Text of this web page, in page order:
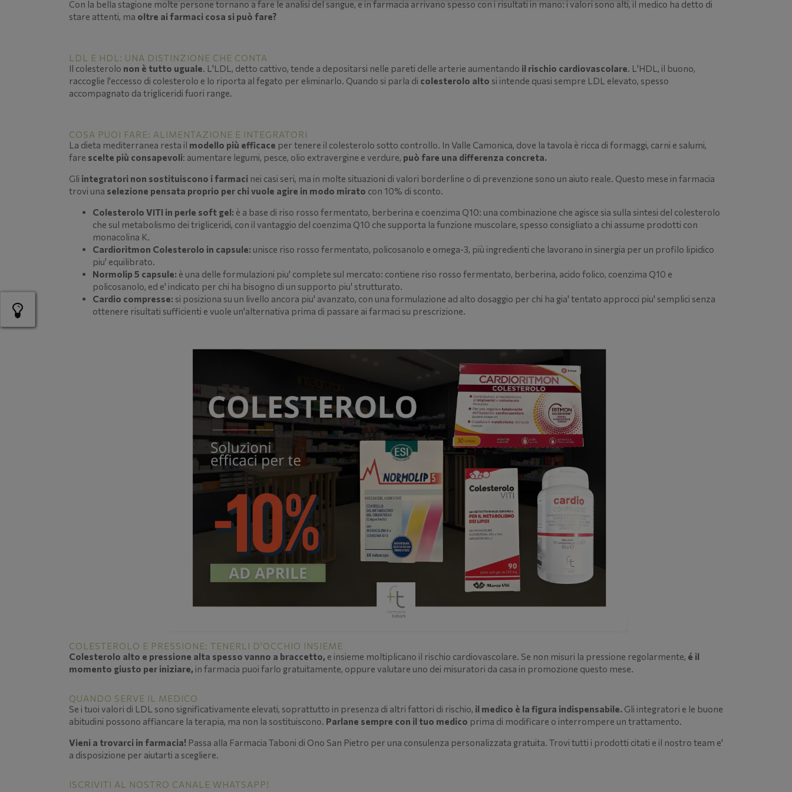
Con la bella stagione molte persone tornano a fare le analisi del sangue, e in farmacia arrivano spesso con i risultati in mano: i valori sono alti, il medico ha detto di
stare attenti, ma oltre ai farmaci cosa si può fare?
LDL E HDL: UNA DISTINZIONE CHE CONTA
Il colesterolo non è tutto uguale. L'LDL, detto cattivo, tende a depositarsi nelle pareti delle arterie aumentando il rischio cardiovascolare. L'HDL, il buono,
raccoglie l'eccesso di colesterolo e lo riporta al fegato per eliminarlo. Quando si parla di colesterolo alto si intende quasi sempre LDL elevato, spesso
accompagnato da trigliceridi fuori range.
COSA PUOI FARE: ALIMENTAZIONE E INTEGRATORI
La dieta mediterranea resta il modello più efficace per tenere il colesterolo sotto controllo. In Valle Camonica, dove la tavola è ricca di formaggi, carni e salumi,
fare scelte più consapevoli: aumentare legumi, pesce, olio extravergine e verdure, può fare una differenza concreta.
Gli integratori non sostituiscono i farmaci nei casi seri, ma in molte situazioni di valori borderline o di prevenzione sono un aiuto reale. Questo mese in farmacia
trovi una selezione pensata proprio per chi vuole agire in modo mirato con 10% di sconto.
Colesterolo VITI in perle soft gel: è a base di riso rosso fermentato, berberina e coenzima Q10: una combinazione che agisce sia sulla sintesi del colesterolo
che sul metabolismo dei trigliceridi, con il vantaggio del coenzima Q10 che supporta la funzione muscolare, spesso consigliato a chi assume prodotti con
monacolina K.
Cardioritmon Colesterolo in capsule: unisce riso rosso fermentato, policosanolo e omega-3, più ingredienti che lavorano in sinergia per un profilo lipidico
piu' equilibrato.
Normolip 5 capsule: è una delle formulazioni piu' complete sul mercato: contiene riso rosso fermentato, berberina, acido folico, coenzima Q10 e
policosanolo, ed e' indicato per chi ha bisogno di un supporto piu' strutturato.
Cardio compresse: si posiziona su un livello ancora piu' avanzato, con una formulazione ad alto dosaggio per chi ha gia' tentato approcci piu' semplici senza
ottenere risultati sufficienti e vuole un'alternativa prima di passare ai farmaci su prescrizione.
COLESTEROLO E PRESSIONE: TENERLI D'OCCHIO INSIEME
Colesterolo alto e pressione alta spesso vanno a braccetto, e insieme moltiplicano il rischio cardiovascolare. Se non misuri la pressione regolarmente, é il
momento giusto per iniziare, in farmacia puoi farlo gratuitamente, oppure valutare uno dei misuratori da casa in promozione questo mese.
QUANDO SERVE IL MEDICO
Se i tuoi valori di LDL sono significativamente elevati, soprattutto in presenza di altri fattori di rischio, il medico è la figura indispensabile. Gli integratori e le buone
abitudini possono affiancare la terapia, ma non la sostituiscono. Parlane sempre con il tuo medico prima di modificare o interrompere un trattamento.
Vieni a trovarci in farmacia! Passa alla Farmacia Taboni di Ono San Pietro per una consulenza personalizzata gratuita. Trovi tutti i prodotti citati e il nostro team e'
a disposizione per aiutarti a scegliere.
ISCRIVITI AL NOSTRO CANALE WHATSAPP!